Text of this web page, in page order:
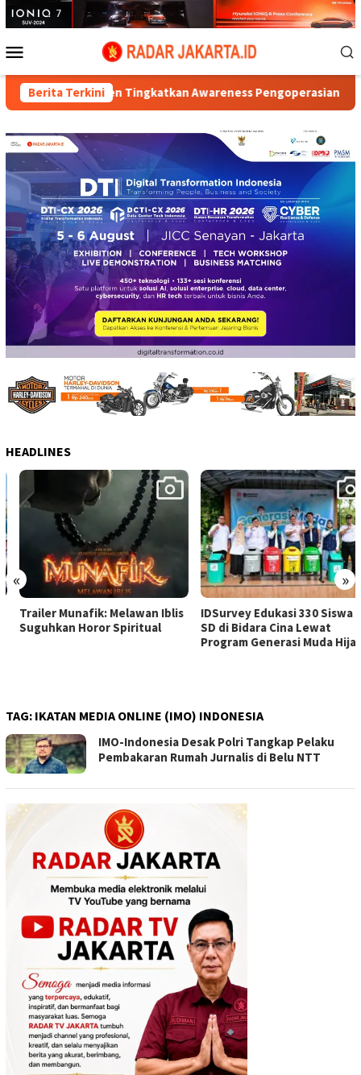
Loncat
ke
Mobile
Berita Terkini
Banten Tingkatkan Awareness Pengoperasian PLTU Labuan
HEADLINES
« »
Trailer Munafik: Melawan Iblis
Suguhkan Horor Spiritual
IDSurvey Edukasi 330 Siswa
SD di Bidara Cina Lewat
Program Generasi Muda Hijau
TAG: IKATAN MEDIA ONLINE (IMO) INDONESIA
IMO-Indonesia Desak Polri Tangkap Pelaku
Pembakaran Rumah Jurnalis di Belu NTT